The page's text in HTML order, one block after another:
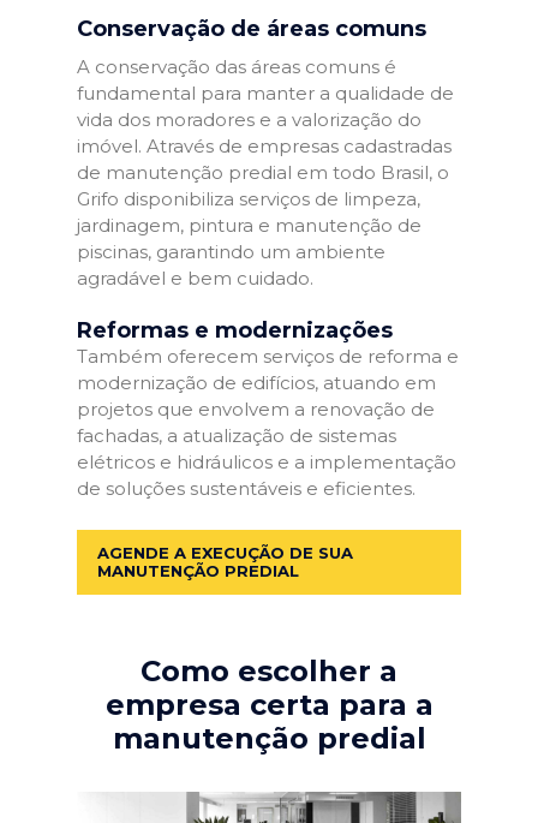
Conservação de áreas comuns
A conservação das áreas comuns é
fundamental para manter a qualidade de
vida dos moradores e a valorização do
imóvel. Através de empresas cadastradas
de manutenção predial em todo Brasil, o
Grifo disponibiliza serviços de limpeza,
jardinagem, pintura e manutenção de
piscinas, garantindo um ambiente
agradável e bem cuidado.
Reformas e modernizações
Também oferecem serviços de reforma e
modernização de edifícios, atuando em
projetos que envolvem a renovação de
fachadas, a atualização de sistemas
elétricos e hidráulicos e a implementação
de soluções sustentáveis e eficientes.
AGENDE A EXECUÇÃO DE SUA
MANUTENÇÃO PREDIAL
Como escolher a
empresa certa para a
manutenção predial